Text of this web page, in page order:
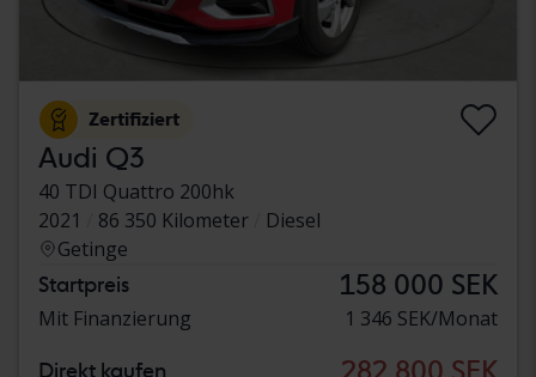
Zertifiziert
Audi Q3
40 TDI Quattro 200hk
2021
86 350 Kilometer
Diesel
Getinge
Startpreis 158 000 SEK
Mit Finanzierung 1 346 SEK/Monat
Direkt kaufen